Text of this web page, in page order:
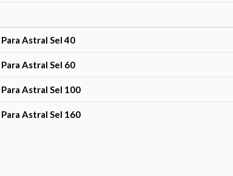
Para Astral Sel 40
Para Astral Sel 60
Para Astral Sel 100
Para Astral Sel 160